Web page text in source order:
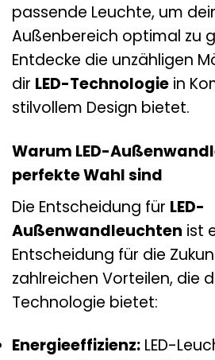
passende Leuchte, um
Außenbereich optimal zu
Entdecke die unzähligen
dir LED-Technologie in
stilvollem Design bietet.
Warum LED-
perfekte Wahl sind
Die Entscheidung für LED-
Außenwandleuchten ist
Entscheidung für die
zahlreichen Vorteilen, die
Technologie bietet:
Energieeffizienz: LED-